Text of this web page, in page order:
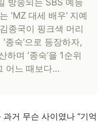
‘MZ 대세 배우’ 지예
종국이 핑크색 머리
종숙’으로 등장하자,
며 ‘종숙’을 1순위
어느 때보다…
과거 무슨 사이였나 “기억